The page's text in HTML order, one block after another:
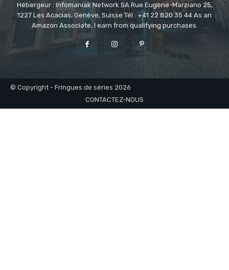
Hébergeur : Infomaniak Network SA Rue Eugène-Marziano 25,
1227 Les Acacias, Genève, Suisse Tél : +41 22 820 35 44 As an
Amazon Associate, I earn from qualifying purchases.
© Copyright - Fringues de séries 2026
CONTACTEZ-NOUS